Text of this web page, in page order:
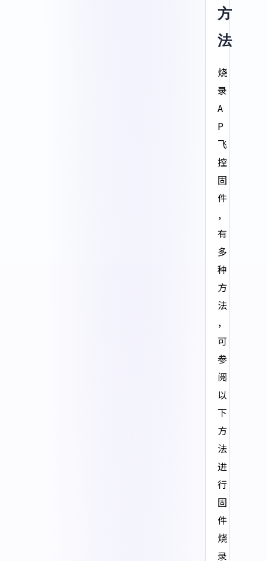
方
法
烧
录
A
P
飞
控
固
件
，
有
多
种
方
法
，
可
参
阅
以
下
方
法
进
行
固
件
烧
录